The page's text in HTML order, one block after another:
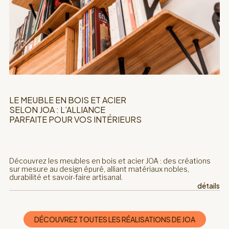
LE MEUBLE EN BOIS ET ACIER
SELON JOA : L’ALLIANCE
PARFAITE POUR VOS INTÉRIEURS
Découvrez les meubles en bois et acier JOA : des créations
sur mesure au design épuré, alliant matériaux nobles,
durabilité et savoir-faire artisanal.
détails
DÉCOUVREZ TOUTES LES RÉALISATIONS DE JOA